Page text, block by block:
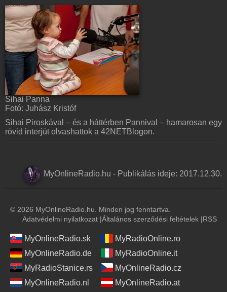
Sihai Panna
Fotó: Juhász Kristóf
Sihai Piroskával – és a háttérben Pannival – hamarosan egy
rövid interjút olvashattok a 42NETBlogon.
MyOnlineRadio.hu - Publikálás ideje: 2017.12.30.
© 2026 MyOnlineRadio.hu. Minden jog fenntartva.
Adatvédelmi nyilatkozat |Általános szerződési feltételek |RSS
MyOnlineRadio.sk
MyRadioOnline.ro
MyOnlineRadio.de
MyRadioOnline.it
MyRadioStanice.rs
MyOnlineRadio.cz
MyOnlineRadio.nl
MyOnlineRadio.at